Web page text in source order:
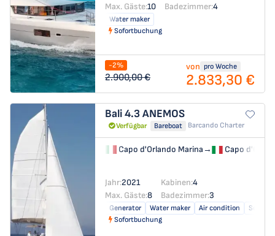
Max. Gäste:10 Badezimmer:4
Water maker
Sofortbuchung
-2%
2.900,00 €
von pro Woche
2.833,30 €
Bali 4.3ANEMOS
Verfügbar Bareboat Barcando Charter
Capo d'Orlando Marina→ Capo
Jahr:2021 Kabinen:4
Max. Gäste:8 Badezimmer:3
Generator Water maker Air condition
Solar
Sofortbuchung